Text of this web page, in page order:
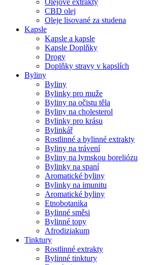
CBD olej
Oleje lisované za studena
Kapsle
Kapsle a kapsle
Kapsle Doplňky
Drogy
Doplňky stravy v kapslích
Byliny
Byliny
Bylinky pro muže
Byliny na očistu těla
Byliny na cholesterol
Bylinky pro krásu
Bylinkář
Rostlinné a bylinné extrakty
Byliny na trávení
Byliny na lymskou boreliózu
Bylinky na spaní
Aromatické byliny
Bylinky na imunitu
Aromatické byliny
Etnobotanika
Bylinné směsi
Bylinné topy
Afrodiziakum
Tinktury
Rostlinné extrakty
Bylinné tinktury